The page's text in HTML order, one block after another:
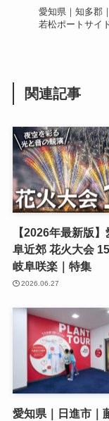
愛知県｜知多郡
若松ポートサイ
関連記事
【2026年最新版
阜近郊 花火大会
岐阜咲楽｜特集
2026.06.27
愛知県｜日進市｜